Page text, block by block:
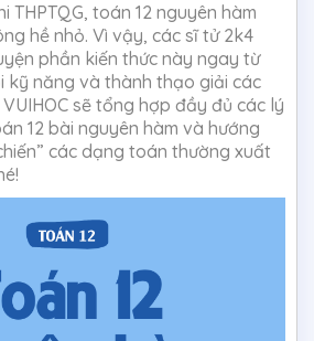
THPTQG, toán 12 nguyên hàm
hề nhỏ. Vì vậy, các sĩ tử 2k4
phần kiến thức này ngay từ
kỹ năng và thành thạo giải các
sẽ tổng hợp đầy đủ các lý
12 bài nguyên hàm và hướng
các dạng toán thường xuất